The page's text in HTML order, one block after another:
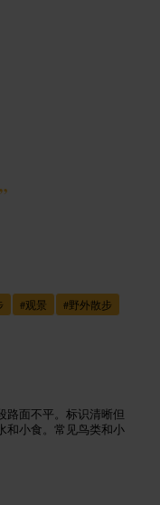
”
#观景 #野外散步
路面不平。标识清晰但
和小食。常见鸟类和小